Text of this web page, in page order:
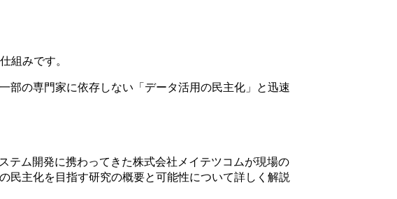
組みです。
部の専門家に依存しない「データ活用の民主化」と迅速
テム開発に携わってきた株式会社メイテツコムが現場の
民主化を目指す研究の概要と可能性について詳しく解説